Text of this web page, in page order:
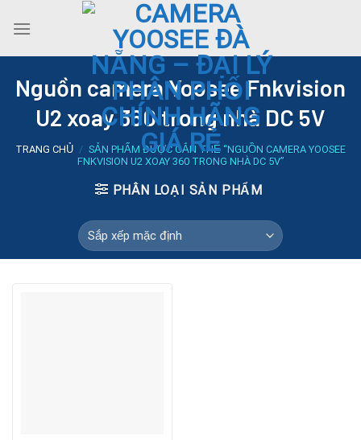
Nguồn camera Yoosee Fnkvision
U2 xoay 360 trong nhà DC 5V
TRANG CHỦ / SẢN PHẨM ĐƯỢC GẮN THẺ “NGUỒN CAMERA YOOSEE
FNKVISION U2 XOAY 360 TRONG NHÀ DC 5V”
PHÂN LOẠI SẢN PHẨM